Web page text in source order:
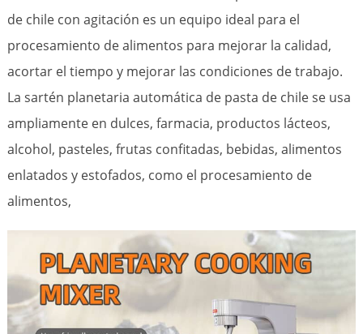
de chile con agitación es un equipo ideal para el
procesamiento de alimentos para mejorar la calidad,
acortar el tiempo y mejorar las condiciones de trabajo.
La sartén planetaria automática de pasta de chile se usa
ampliamente en dulces, farmacia, productos lácteos,
alcohol, pasteles, frutas confitadas, bebidas, alimentos
enlatados y estofados, como el procesamiento de
alimentos,